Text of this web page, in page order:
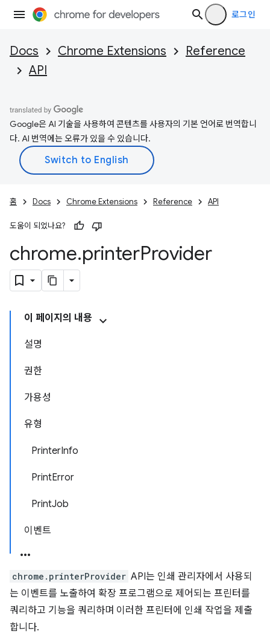
로그인
Docs Chrome Extensions
Reference
API
Google은 AI 기술을 사용하여 콘텐츠를 사용자의 기본 언어로 번역합니
다. AI 번역에는 오류가 있을 수 있습니다.
홈 Docs Chrome Extensions Reference API
도움이 되었나요?
chrome.printerProvider
이 페이지의 내용
설명
권한
가용성
유형
PrinterInfo
PrintError
PrintJob
이벤트
chrome.printerProvider API는 인쇄 관리자에서 사용되
는 이벤트를 노출하여 확장 프로그램으로 제어되는 프린터를
쿼리하고 기능을 쿼리하며 이러한 프린터에 인쇄 작업을 제출
합니다.